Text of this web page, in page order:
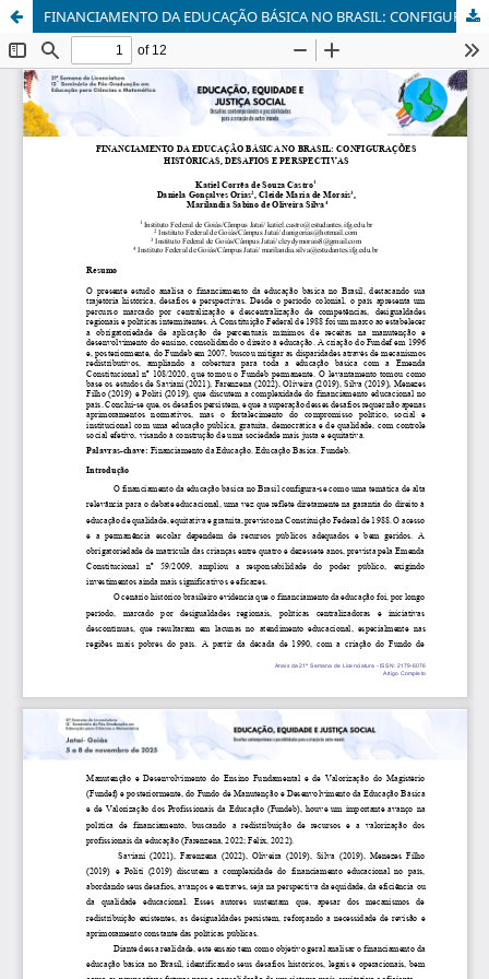
FINANCIAMENTO DA EDUCAÇÃO BÁSICA NO BRASIL: CONFIGURAÇÕES HISTÓRICAS, DESAFIOS E PERSPECTIVAS